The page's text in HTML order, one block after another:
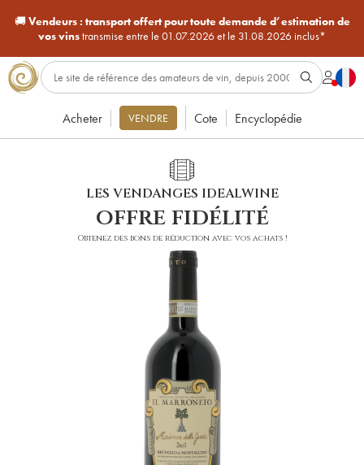
🚚Vendeurs : transport offert pour toute demande d’estimation de
vos vinstransmise entre le 01.07.2026 et le 31.08.2026 inclus*
Acheter VENDRE Cote Encyclopédie
LES VENDANGES IDEALWINE
offre fidélité
Obtenez des bons de réduction avec vos achats !